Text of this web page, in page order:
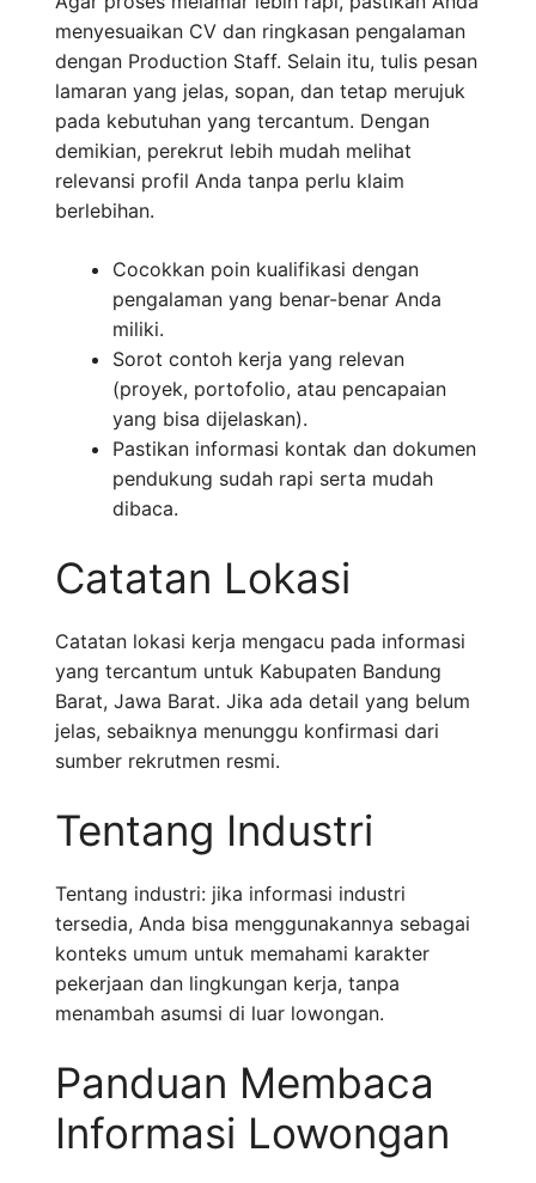
menyesuaikan CV dan ringkasan pengalaman
dengan Production Staff. Selain itu, tulis pesan
lamaran yang jelas, sopan, dan tetap merujuk
pada kebutuhan yang tercantum. Dengan
demikian, perekrut lebih mudah melihat
relevansi profil Anda tanpa perlu klaim
berlebihan.
Cocokkan poin kualifikasi dengan
pengalaman yang benar-benar Anda
miliki.
Sorot contoh kerja yang relevan
(proyek, portofolio, atau pencapaian
yang bisa dijelaskan).
Pastikan informasi kontak dan dokumen
pendukung sudah rapi serta mudah
dibaca.
Catatan Lokasi
Catatan lokasi kerja mengacu pada informasi
yang tercantum untuk Kabupaten Bandung
Barat, Jawa Barat. Jika ada detail yang belum
jelas, sebaiknya menunggu konfirmasi dari
sumber rekrutmen resmi.
Tentang Industri
Tentang industri: jika informasi industri
tersedia, Anda bisa menggunakannya sebagai
konteks umum untuk memahami karakter
pekerjaan dan lingkungan kerja, tanpa
menambah asumsi di luar lowongan.
Panduan Membaca
Informasi Lowongan